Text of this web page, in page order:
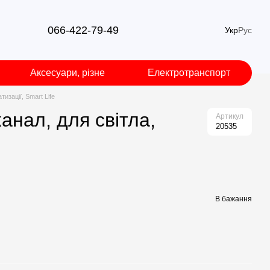
066-422-79-49 УкрРус
Аксесуари, різне Електротранспорт
Smart Life
для світла,
Артикул
20535
В бажання